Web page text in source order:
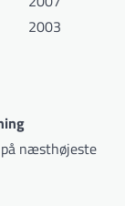
2003
næsthøjeste